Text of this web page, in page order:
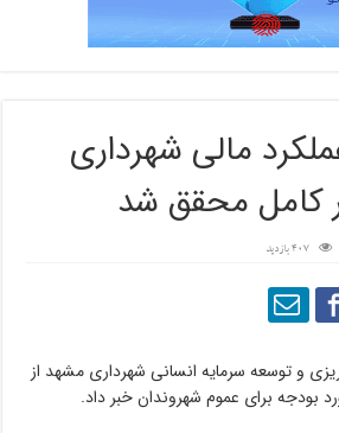
مالی شهرداری
کامل محقق شد
407 بازدید
و توسعه سرمایه انسانی شهرداری مشهد از
بودجه برای عموم شهروندان خبر داد.